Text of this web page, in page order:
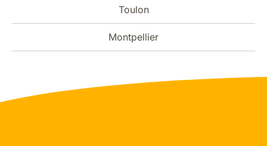
Toulon
Montpellier